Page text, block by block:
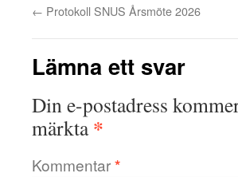
← Protokoll SNUS Årsmöte 2026
Lämna ett svar
Din e-postadress
märkta*
Kommentar*